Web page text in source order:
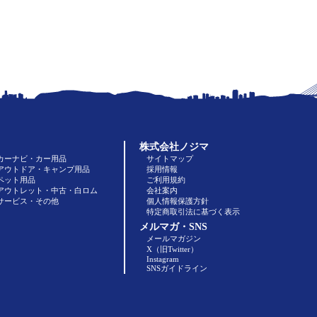
ーナビ・カー用品
ウトドア・キャンプ用品
ット用品
ウトレット・中古・白ロム
ービス・その他
株式会社ノジマ
サイトマップ
採用情報
ご利用規約
会社案内
個人情報保護方針
特定商取引法に基づく表示
メルマガ・SNS
メールマガジン
X（旧Twitter）
Instagram
SNSガイドライン